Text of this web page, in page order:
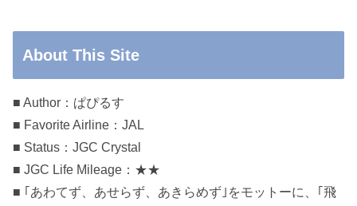
About This Site
■ Author：ぱぴるす
■ Favorite Airline：JAL
■ Status：JGC Crystal
■ JGC Life Mileage：★★
■ ｢あわてず、あせらず、あきらめず｣をモットーに、｢飛